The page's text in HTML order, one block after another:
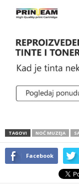
TAGOVI NOĆ MUZEJA
Facebook